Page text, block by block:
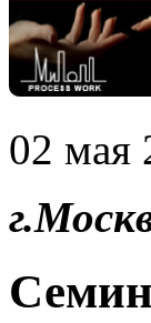
02 мая